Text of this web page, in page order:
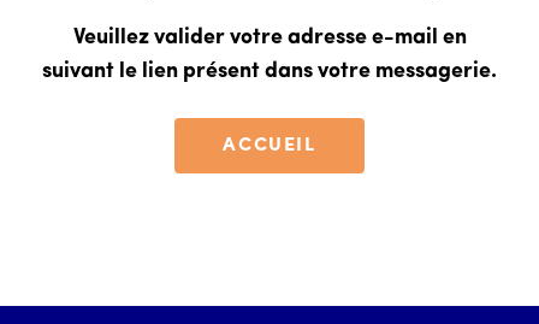
Veuillez valider votre adresse e-mail en
suivant le lien présent dans votre messagerie.
ACCUEIL